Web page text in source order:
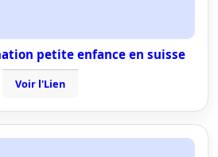
petite enfance en suisse
Voir l'Lien